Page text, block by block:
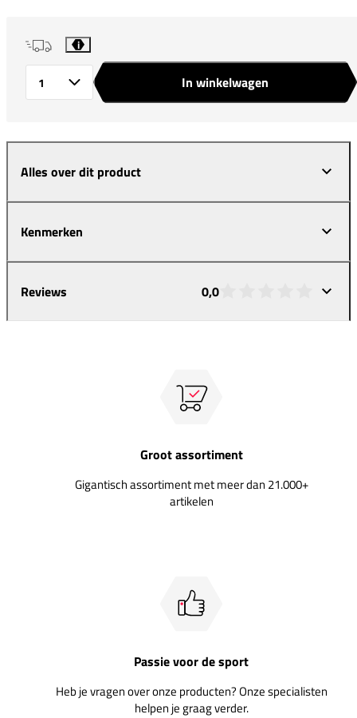
i
In winkelwagen
Alles over dit product
Kenmerken
Reviews 0,0
Groot assortiment
Gigantisch assortiment met meer dan 21.000+
artikelen
Passie voor de sport
Heb je vragen over onze producten? Onze specialisten
helpen je graag verder.